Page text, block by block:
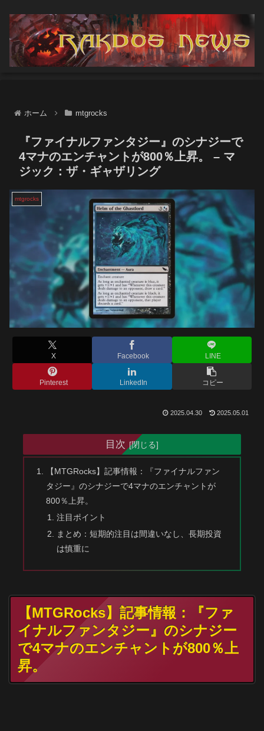
ホーム mtgrocks
『ファイナルファンタジー』のシナジーで
4マナのエンチャントが800％上昇。 – マ
ジック：ザ・ギャザリング
mtgrocks
X Facebook LINE
Pinterest LinkedIn コピー
2025.04.30 2025.05.01
目次
【MTGRocks】記事情報：『ファイナルファン
タジー』のシナジーで4マナのエンチャントが
800％上昇。
注目ポイント
まとめ：短期的注目は間違いなし、長期投資
は慎重に
【MTGRocks】記事情報：『ファ
イナルファンタジー』のシナジー
で4マナのエンチャントが800％上
昇。